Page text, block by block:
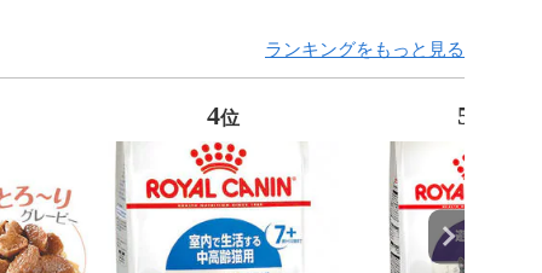
ランキングをもっと見る
4位 5